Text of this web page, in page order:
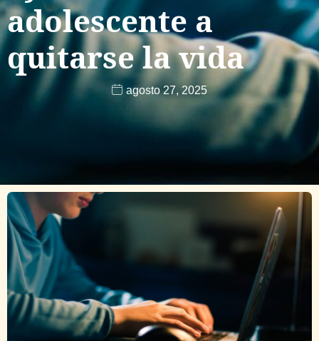
adolescente a
quitarse la vida
agosto 27, 2025